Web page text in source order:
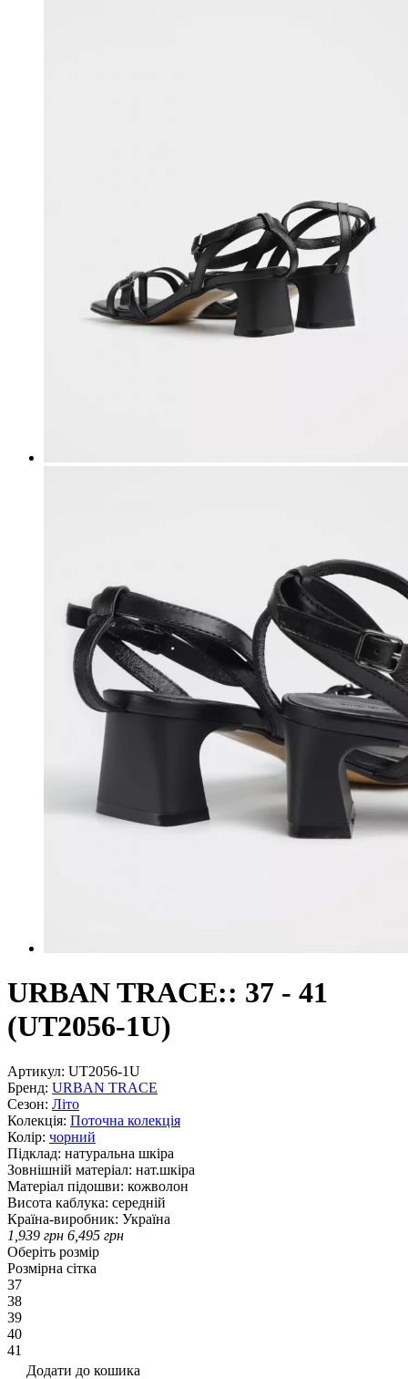
URBAN TRACE:: 37 - 41
(UT2056-1U)
Артикул: UT2056-1U
Бренд: URBAN TRACE
Сезон: Літо
Колекція: Поточна колекція
Колір: чорний
Підклад: натуральна шкiра
Зовнішній матеріал: нат.шкіра
Матеріал підошви: кожволон
Висота каблука: середній
Країна-виробник: Україна
1,939 грн 6,495 грн
Оберіть розмір
Розмірна сітка
37
38
39
40
41
Додати до кошика